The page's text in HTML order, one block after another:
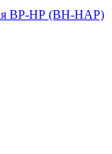
ВР-НР (ВН-НАР)